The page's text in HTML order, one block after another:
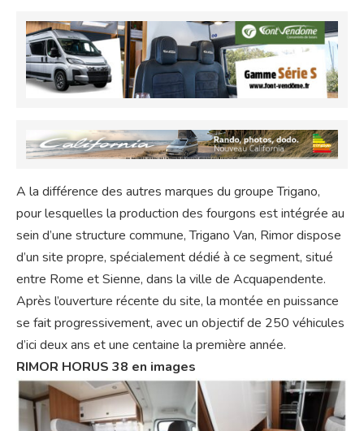
A la différence des autres marques du groupe Trigano,
pour lesquelles la production des fourgons est intégrée au
sein d’une structure commune, Trigano Van, Rimor dispose
d’un site propre, spécialement dédié à ce segment, situé
entre Rome et Sienne, dans la ville de Acquapendente.
Après l’ouverture récente du site, la montée en puissance
se fait progressivement, avec un objectif de 250 véhicules
d’ici deux ans et une centaine la première année.
RIMOR HORUS 38 en images